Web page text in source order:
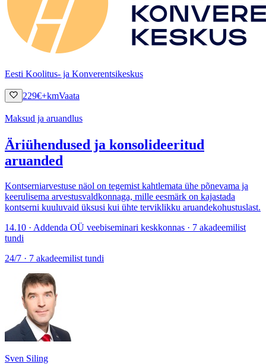
Eesti Koolitus- ja Konverentsikeskus
229€+kmVaata
Maksud ja aruandlus
Äriühendused ja konsolideeritud
aruanded
Kontserniarvestuse näol on tegemist kahtlemata ühe põnevama ja
keerulisema arvestusvaldkonnaga, mille eesmärk on kajastada
kontserni kuuluvaid üksusi kui ühte terviklikku aruandekohustuslast.
14.10 · Addenda OÜ veebiseminari keskkonnas · 7 akadeemilist
tundi
24/7 · 7 akadeemilist tundi
Sven Siling